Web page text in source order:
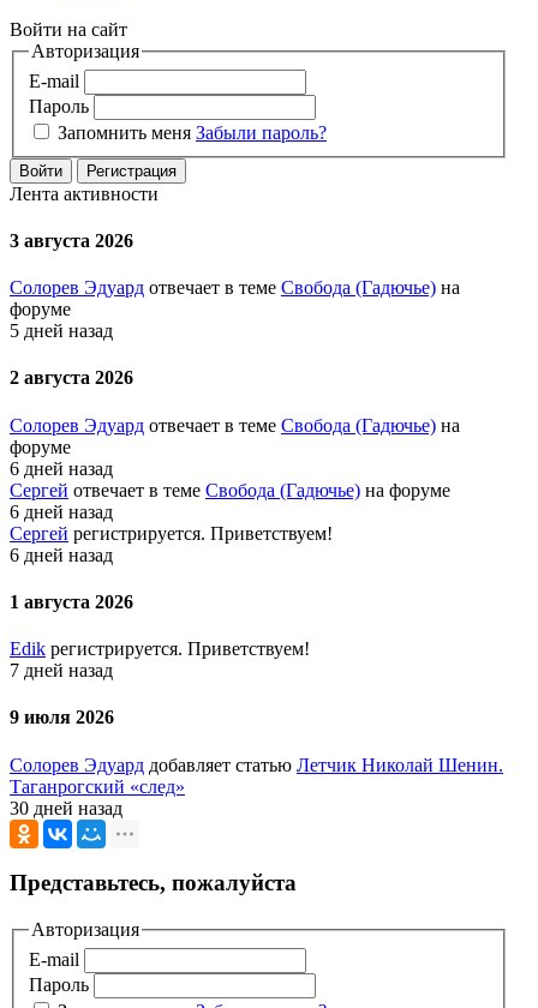
Войти на сайт
Авторизация
E-mail
Пароль
Запомнить меня Забыли пароль?
Войти Регистрация
Лента активности
3 августа 2026
Солорев Эдуард отвечает в теме Свобода (Гадючье) на
форуме
5 дней назад
2 августа 2026
Солорев Эдуард отвечает в теме Свобода (Гадючье) на
форуме
6 дней назад
Сергей отвечает в теме Свобода (Гадючье) на форуме
6 дней назад
Сергей регистрируется. Приветствуем!
6 дней назад
1 августа 2026
Edik регистрируется. Приветствуем!
7 дней назад
9 июля 2026
Солорев Эдуард добавляет статью Летчик Николай Шенин.
Таганрогский «след»
30 дней назад
Представьтесь, пожалуйста
Авторизация
E-mail
Пароль